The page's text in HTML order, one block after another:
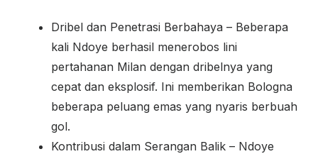
Dribel dan Penetrasi Berbahaya – Beberapa
kali Ndoye berhasil menerobos lini
pertahanan Milan dengan dribelnya yang
cepat dan eksplosif. Ini memberikan Bologna
beberapa peluang emas yang nyaris berbuah
gol.
Kontribusi dalam Serangan Balik – Ndoye